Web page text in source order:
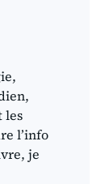
les
l’info
je